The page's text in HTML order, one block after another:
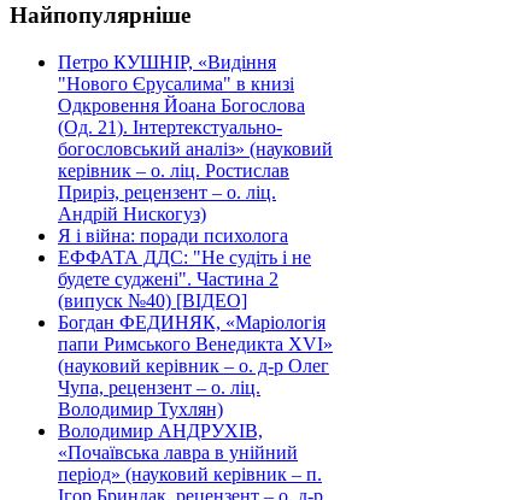
Найпопулярніше
Петро КУШНІР, «Видіння
"Нового Єрусалима" в книзі
Одкровення Йоана Богослова
(Од. 21). Інтертекстуально-
богословський аналіз» (науковий
керівник – о. ліц. Ростислав
Приріз, рецензент – о. ліц.
Андрій Нискогуз)
Я і війна: поради психолога
ЕФФАТА ДДС: "Не судіть і не
будете суджені". Частина 2
(випуск №40) [ВІДЕО]
Богдан ФЕДИНЯК, «Маріологія
папи Римського Венедикта XVI»
(науковий керівник – о. д-р Олег
Чупа, рецензент – о. ліц.
Володимир Тухлян)
Володимир АНДРУХІВ,
«Почаївська лавра в унійний
період» (науковий керівник – п.
Ігор Бриндак, рецензент – о. д-р